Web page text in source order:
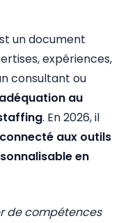
un document
expériences,
consultant ou
au
. En 2026, il
connecté aux outils
en
de compétences